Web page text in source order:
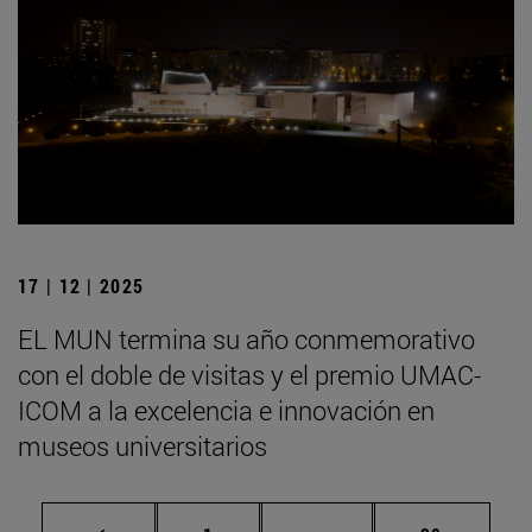
17 | 12 | 2025
EL MUN termina su año conmemorativo
con el doble de visitas y el premio UMAC-
ICOM a la excelencia e innovación en
museos universitarios